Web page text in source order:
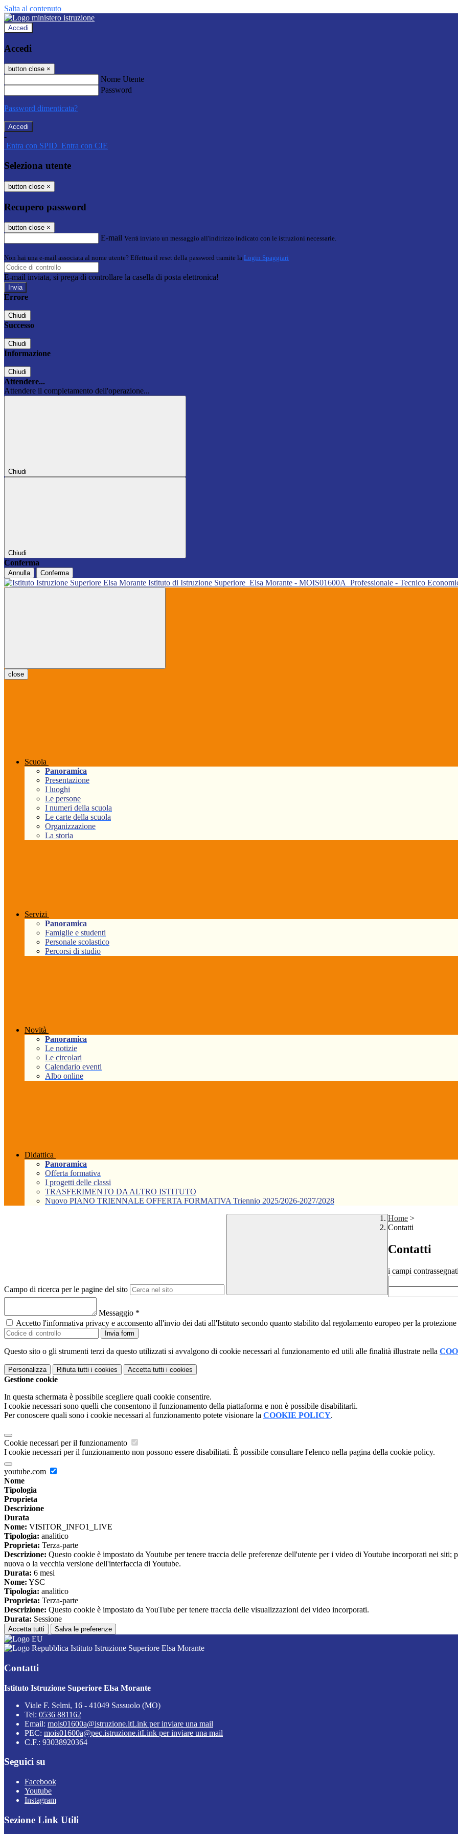
Salta al contenuto
Accedi
Accedi
button close ×
Nome Utente
Password
Password dimenticata?
-
Entra con SPID Entra con CIE
Seleziona utente
button close ×
Recupero password
button close ×
E-mail Verrà inviato un messaggio all'indirizzo indicato con le istruzioni necessarie.
Non hai una e-mail associata al nome utente? Effettua il reset della password tramite la Login Spaggiari
E-mail inviata, si prega di controllare la casella di posta elettronica!
Errore
Chiudi
Successo
Chiudi
Informazione
Chiudi
Attendere...
Attendere il completamento dell'operazione...
Chiudi
Chiudi
Conferma
Annulla Conferma
Istituto di Istruzione Superiore Elsa Morante - MOIS01600A Professionale - Tecnico
close
Scuola
Panoramica
Presentazione
I luoghi
Le persone
I numeri della scuola
Le carte della scuola
Organizzazione
La storia
Servizi
Panoramica
Famiglie e studenti
Personale scolastico
Percorsi di studio
Novità
Panoramica
Le notizie
Le circolari
Calendario eventi
Albo online
Didattica
Panoramica
Offerta formativa
I progetti delle classi
TRASFERIMENTO DA ALTRO ISTITUTO
Nuovo PIANO TRIENNALE OFFERTA FORMATIVA Triennio 2025/2026-2027/2028
Campo di ricerca per le pagine del sito
Home >
Contatti
Contatti
i campi
Messaggio *
Accetto l'informativa privacy e acconsento all'invio dei dati all'Istituto secondo quanto stabilito dal regolamento europeo per la
Invia form
Questo sito o gli strumenti terzi da questo utilizzati si avvalgono di cookie necessari al funzionamento ed utili alle finalità illustrate nella
Personalizza Rifiuta tutti i cookies Accetta tutti i cookies
Gestione cookie
In questa schermata è possibile scegliere quali cookie consentire.
I cookie necessari sono quelli che consentono il funzionamento della piattaforma e non è possibile disabilitarli.
Per conoscere quali sono i cookie necessari al funzionamento potete visionare la COOKIE POLICY.
Cookie necessari per il funzionamento
I cookie necessari per il funzionamento non possono essere disabilitati. È possibile consultare l'elenco nella pagina della cookie policy.
youtube.com
Nome
Tipologia
Proprieta
Descrizione
Durata
Nome: VISITOR_INFO1_LIVE
Tipologia: analitico
Proprieta: Terza-parte
Descrizione: Questo cookie è impostato da Youtube per tenere traccia delle preferenze dell'utente per i video di Youtube incorporati nei
nuova o la vecchia versione dell'interfaccia di Youtube.
Durata: 6 mesi
Nome: YSC
Tipologia: analitico
Proprieta: Terza-parte
Descrizione: Questo cookie è impostato da YouTube per tenere traccia delle visualizzazioni dei video incorporati.
Durata: Sessione
Accetta tutti Salva le preferenze
Istituto Istruzione Superiore Elsa Morante
Contatti
Istituto Istruzione Superiore Elsa Morante
Viale F. Selmi, 16 - 41049 Sassuolo (MO)
Tel: 0536 881162
Email: mois01600a@istruzione.itLink per inviare una mail
PEC: mois01600a@pec.istruzione.itLink per inviare una mail
C.F.: 93038920364
Seguici su
Facebook
Youtube
Instagram
Sezione Link Utili